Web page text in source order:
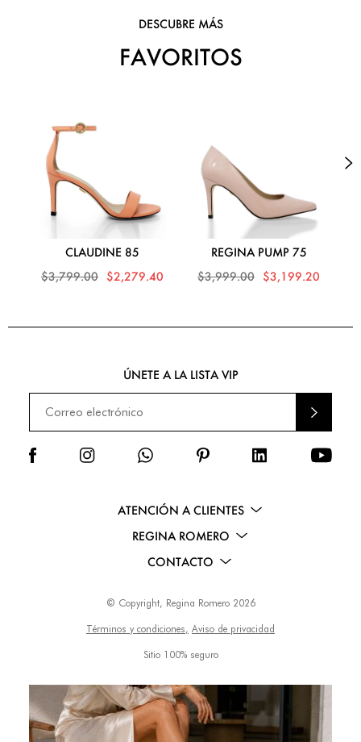
DESCUBRE MÁS
FAVORITOS
CLAUDINE 85
$3,799.00 $2,279.40
REGINA PUMP 75
$3,999.00 $3,199.20
ATENCIÓN A CLIENTES
REGINA ROMERO
CONTACTO
ÚNETE A LA LISTA VIP
ENVI
AR
© Copyright, Regina Romero 2026
Términos y condiciones, Aviso de privacidad
Sitio 100% seguro